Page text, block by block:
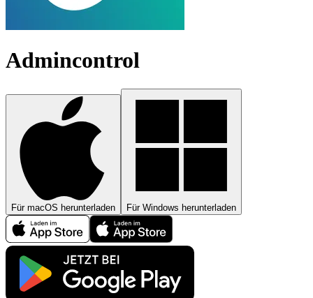
Admincontrol
Für macOS herunterladen Für Windows herunterladen